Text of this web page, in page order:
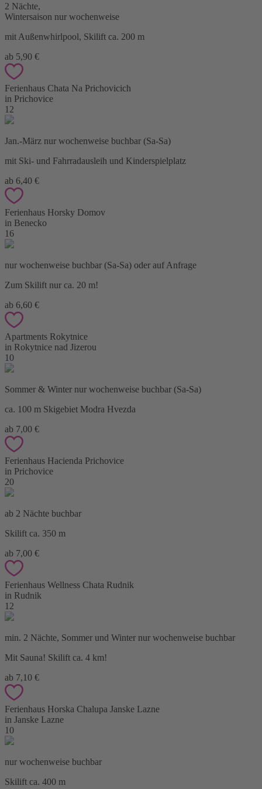
2 Nächte,
Wintersaison nur wochenweise
mit Außenwhirlpool, Skilift ca. 200 m
ab 5,90 €
Ferienhaus Chata Na Prichovicich
in Prichovice
12
Jan.-März nur wochenweise buchbar (Sa-Sa)
mit Ski- und Fahrradausleih und Kinderspielplatz
ab 6,40 €
Ferienhaus Horsky Domov
in Benecko
16
nur wochenweise buchbar (Sa-Sa) oder auf Anfrage
Zum Skilift nur ca. 20 m!
ab 6,60 €
Apartments Rokytnice
in Rokytnice nad Jizerou
10
Sommer & Winter nur wochenweise buchbar (Sa-Sa)
ca. 100 m Skigebiet Modra Hvezda
ab 7,00 €
Ferienhaus Hacienda Prichovice
in Prichovice
20
ab 2 Nächte buchbar
Skilift ca. 350 m
ab 7,00 €
Ferienhaus Wellness Chata Rudnik
in Rudnik
12
min. 2 Nächte, Sommer und Winter nur wochenweise buchbar
Mit Sauna! Skilift ca. 4 km!
ab 7,10 €
Ferienhaus Horska Chalupa Janske Lazne
in Janske Lazne
10
nur wochenweise buchbar
Skilift ca. 400 m